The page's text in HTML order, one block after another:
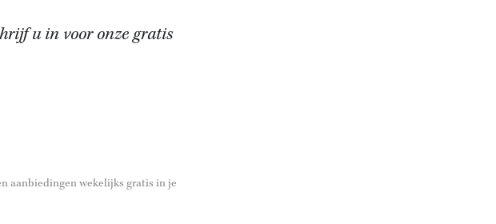
u in voor onze gratis
aanbiedingen wekelijks gratis in je